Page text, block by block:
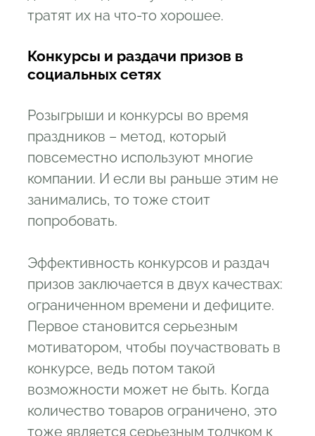
тратят их на что-то хорошее.
Конкурсы и раздачи призов в
социальных сетях
Розыгрыши и конкурсы во время
праздников – метод, который
повсеместно используют многие
компании. И если вы раньше этим не
занимались, то тоже стоит
попробовать.
Эффективность конкурсов и раздач
призов заключается в двух качествах:
ограниченном времени и дефиците.
Первое становится серьезным
мотиватором, чтобы поучаствовать в
конкурсе, ведь потом такой
возможности может не быть. Когда
количество товаров ограничено, это
тоже является серьезным толчком к